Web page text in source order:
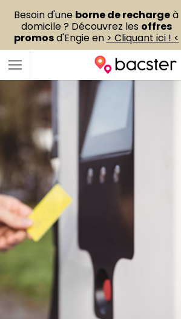
Besoin d'une borne de rechargeà
domicile ? Découvrez les offres
promosd'Engie en > Cliquant ici ! <